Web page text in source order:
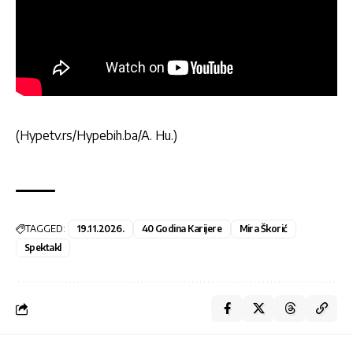
(Hypetv.rs/Hypebih.ba/A. Hu.)
TAGGED: 19.11.2026. 40 Godina Karijere
Mira Škorić
Spektakl